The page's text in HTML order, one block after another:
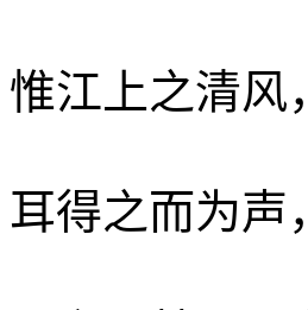
惟江上之清风
耳得之而为声